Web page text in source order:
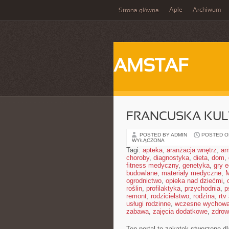
Strona główna Aple Archiwum
AMSTAF
FRANCUSKA
POSTED BY ADMIN POSTED
WYŁĄCZONA
Tagi: apteka, aranżacja wnętrz,
choroby, diagnostyka, dieta, dom,
fitness medyczny, genetyka, gry
budowlane, materiały medyczne,
ogrodnictwo, opieka nad dziećmi,
roślin, profilaktyka, przychodnia,
remont, rodzicielstwo, rodzina, rtv
usługi rodzinne, wczesne
zabawa, zajęcia dodatkowe,